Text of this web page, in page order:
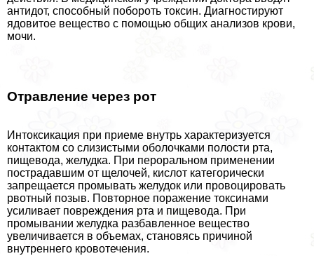
антидот, способный побороть токсин. Диагностируют
ядовитое вещество с помощью общих анализов крови,
мочи.
Отравление через рот
Интоксикация при приеме внутрь хаpaктеризуется
контактом со слизистыми оболочками полости рта,
пищевода, желудка. При перopaльном применении
пострадавшим от щелочей, кислот категорически
запрещается промывать желудок или провоцировать
рвотный позыв. Повторное поражение токсинами
усиливает повреждения рта и пищевода. При
промывании желудка разбавленное вещество
увеличивается в объемах, становясь причиной
внутреннего кровотечения.